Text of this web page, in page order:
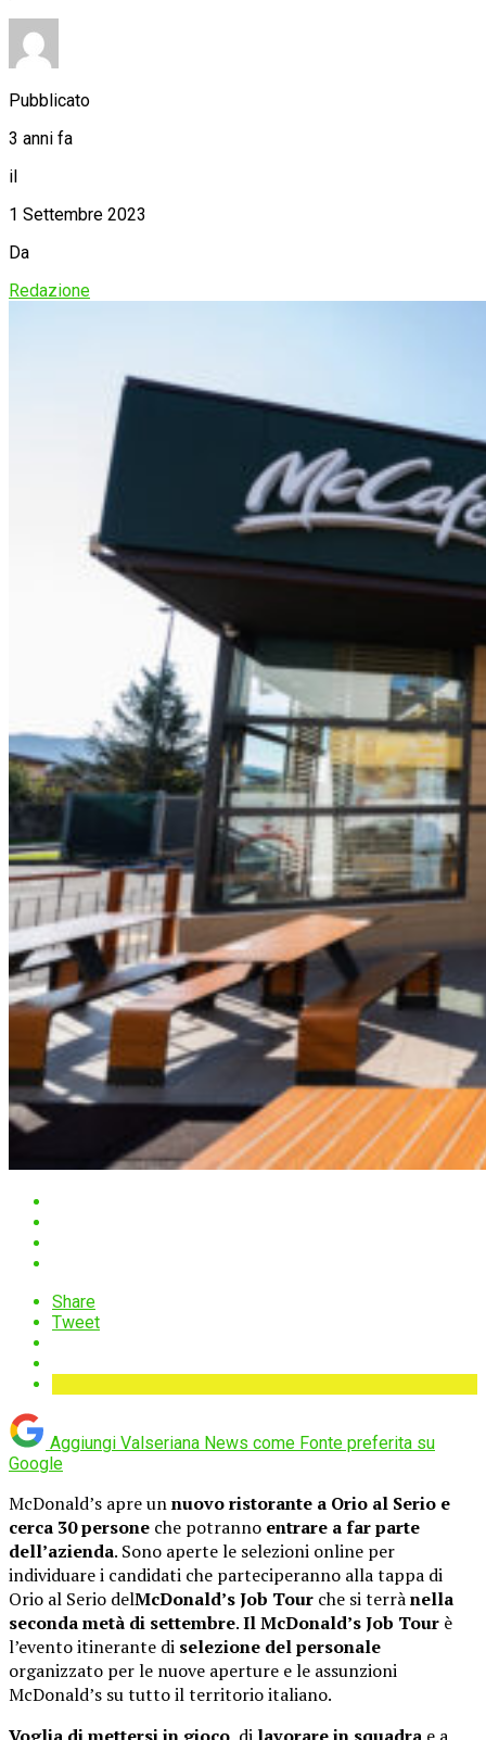
Pubblicato
3 anni fa
il
1 Settembre 2023
Da
Redazione
Share
Tweet
Aggiungi Valseriana News come Fonte preferita su
Google
McDonald’s apre unnuovo ristorante a Orio al Serio e
cerca 30 persone che potranno entrare a far parte
dell’azienda. Sono aperte le selezioni online per
individuare i candidati che parteciperanno alla tappa di
Orio al Serio delMcDonald’s Job Tour che si terrànella
seconda metà di settembre.Il McDonald’s Job Tour è
l’evento itinerante di selezione del personale
organizzato per le nuove aperture e le assunzioni
McDonald’s su tutto il territorio italiano.